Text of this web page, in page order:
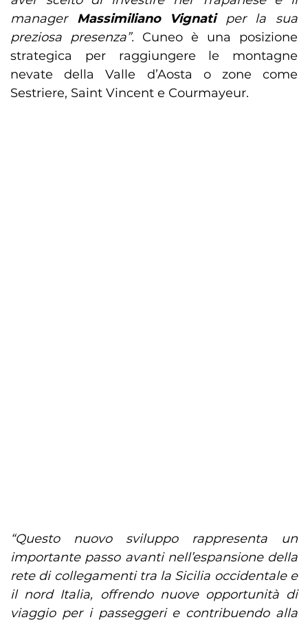
manager Massimiliano Vignatiper la sua
preziosa presenza”. Cuneo è una posizione
strategica per raggiungere le montagne
nevate della Valle d’Aosta o zone come
Sestriere, Saint Vincent e Courmayeur.
“Questo nuovo sviluppo rappresenta un
importante passo avanti nell’espansione della
rete di collegamenti tra la Sicilia occidentale e
il nord Italia, offrendo nuove opportunità di
viaggio per i passeggeri e contribuendo alla